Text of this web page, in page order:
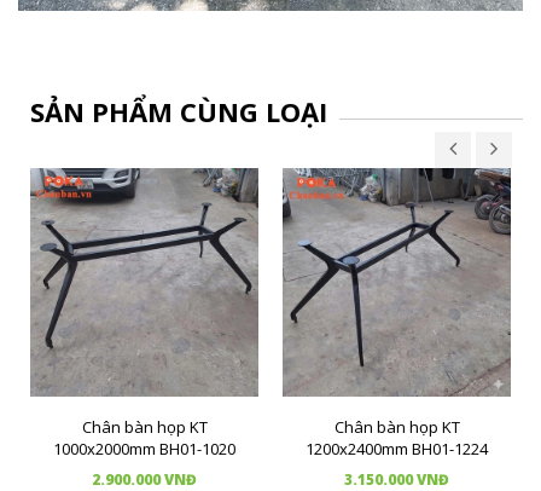
SẢN PHẨM CÙNG LOẠI
Chân bàn họp KT
1000x2000mm BH01-1020
2.900.000 VNĐ
Chân bàn họp KT
1200x2400mm BH01-1224
3.150.000 VNĐ